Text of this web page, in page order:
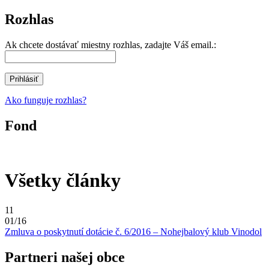
Rozhlas
Ak chcete dostávať miestny rozhlas, zadajte Váš email.:
Ako funguje rozhlas?
Fond
Všetky články
11
01/16
Zmluva o poskytnutí dotácie č. 6/2016 – Nohejbalový klub Vinodol
Partneri našej obce